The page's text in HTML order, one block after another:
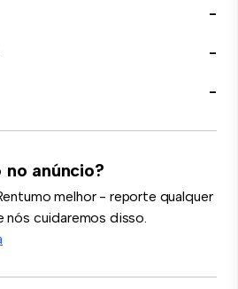
-
-
-
anúncio?
melhor - reporte qualquer
nós cuidaremos disso.